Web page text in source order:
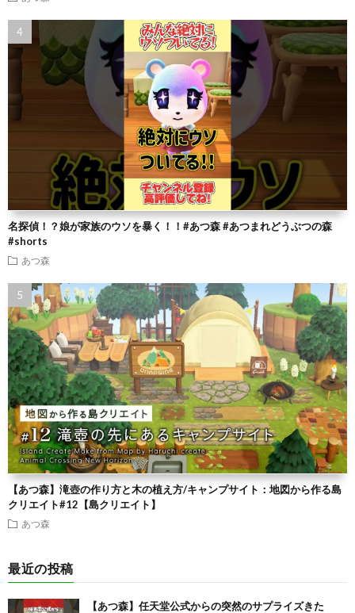
名探偵！？娘が家族のウソを暴く！！#あつ森 #あつまれどうぶつの森
#shorts
あつ森
【あつ森】滝壺の作り方と木の植え方/キャンプサイト：地図から作る島
クリエイト#12【島クリエイト】
あつ森
最近の投稿
【あつ森】任天堂公式からの突然のサプライズきた